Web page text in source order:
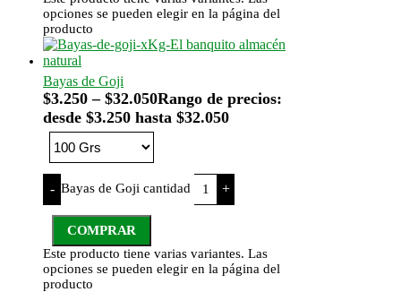
opciones se pueden elegir en la página del
producto
Bayas de Goji
$3.250 – $32.050Rango de precios:
desde $3.250 hasta $32.050
- Bayas de Goji cantidad +
COMPRAR
Este producto tiene varias variantes. Las
opciones se pueden elegir en la página del
producto